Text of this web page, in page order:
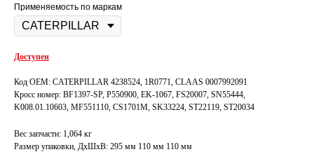
Применяемость по маркам
Доступен
Код OEM: CATERPILLAR 4238524, 1R0771, CLAAS 0007992091
Кросс номер: BF1397-SP, P550900, EK-1067, FS20007, SN55444,
K008.01.10603, MF551110, CS1701M, SK33224, ST22119, ST20034
Вес запчасти: 1,064 кг
Размер упаковки, ДxШxВ: 295 мм 110 мм 110 мм